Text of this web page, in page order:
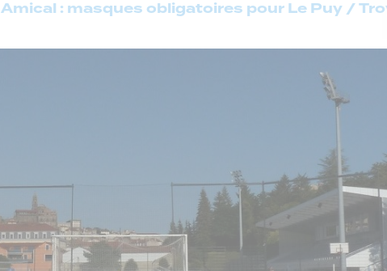
Amical : masques obligatoires pour Le Puy /